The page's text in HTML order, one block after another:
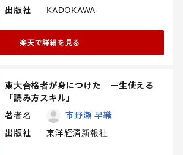
出版社
KADOKAWA
楽天で詳細を見る
東大合格者が身につけた 一生使える
「読み方スキル」
著者名
市野瀬 早織
出版社
東洋経済新報社